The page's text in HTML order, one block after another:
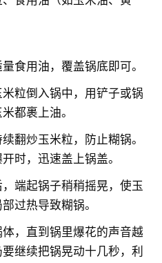
食用油，覆盖锅底即可。
粒倒入锅中，用铲子或锅
都裹上油。
翻炒玉米粒，防止糊锅。
时，迅速盖上锅盖。
端起锅子稍稍摇晃，使玉
过热导致糊锅。
，直到锅里爆花的声音越
继续把锅晃动十几秒，利